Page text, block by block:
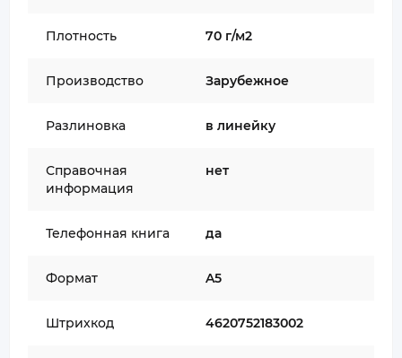
Плотность 70 г/м2
Производство Зарубежное
Разлиновка в линейку
Справочная
информация
нет
Телефонная книга да
Формат A5
Штрихкод 4620752183002